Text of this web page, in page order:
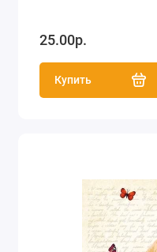
25.00р.
Купить